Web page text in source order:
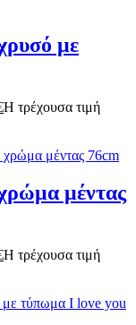
με
Η τρέχουσα τιμή
μέντας
Η τρέχουσα τιμή